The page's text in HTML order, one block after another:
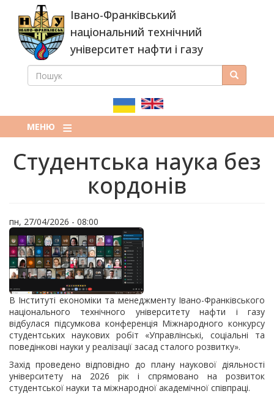
основного
вмісту
Івано-Франківський
національний технічний
університет нафти і газу
ПОШУКОВА
ПОШУК Пошук
МЕНЮ
Студентська наука без
кордонів
пн, 27/04/2026 - 08:00
В Інституті економіки та менеджменту Івано-Франківського
національного технічного університету нафти і газу
відбулася підсумкова конференція Міжнародного конкурсу
студентських наукових робіт «Управлінські, соціальні та
поведінкові науки у реалізації засад сталого розвитку».
Захід проведено відповідно до плану наукової діяльності
університету на 2026 рік і спрямовано на розвиток
студентської науки та міжнародної академічної співпраці.